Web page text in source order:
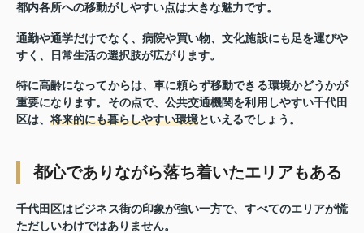
都内各所への移動がしやすい点は大きな魅力です。
通勤や通学だけでなく、病院や買い物、文化施設にも足を運びや
すく、日常生活の選択肢が広がります。
特に高齢になってからは、車に頼らず移動できる環境かどうかが
重要になります。その点で、公共交通機関を利用しやすい千代田
区は、 将来的にも暮らしやすい環境といえるでしょう。
都心でありながら落ち着いたエリアもある
千代田区はビジネス街の印象が強い一方で、すべてのエリアが慌
ただしいわけではありません。